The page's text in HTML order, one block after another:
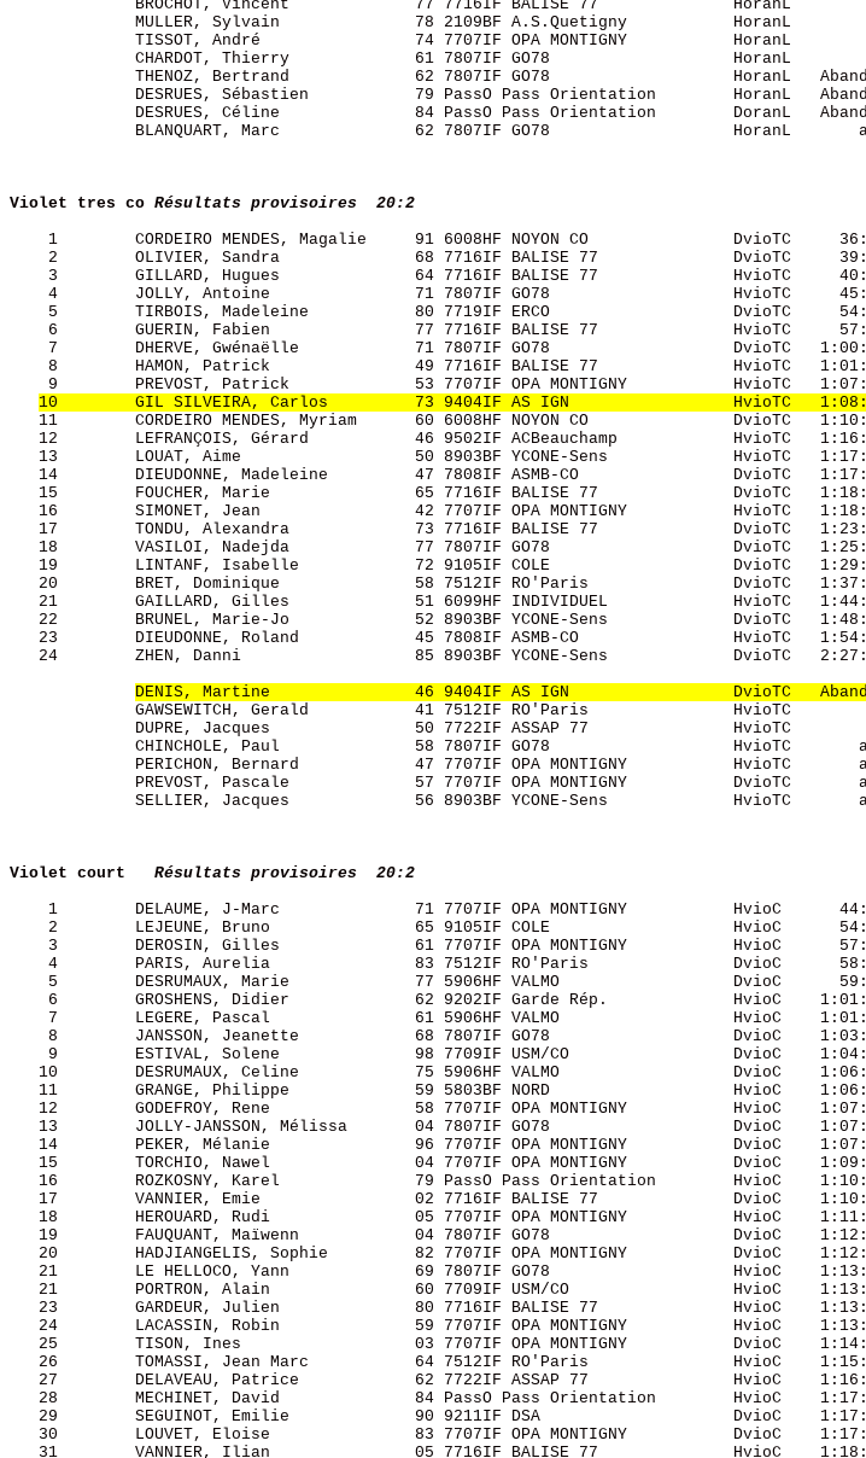
BROCHOT, Vincent             77 7716IF BALISE 77              HoranL
MULLER, Sylvain              78 2109BF A.S.Quetigny           HoranL
TISSOT, André                74 7707IF OPA MONTIGNY           HoranL
CHARDOT, Thierry             61 7807IF GO78                   HoranL
THENOZ, Bertrand             62 7807IF GO78                   HoranL
DESRUES, Sébastien           79 PassO Pass Orientation        HoranL
DESRUES, Céline              84 PassO Pass Orientation        DoranL
BLANQUART, Marc              62 7807IF GO78                   HoranL
Violet tres co Résultats provisoires  20:2
1        CORDEIRO MENDES, Magalie     91 6008HF NOYON CO               DvioTC
2        OLIVIER, Sandra              68 7716IF BALISE 77              DvioTC
3        GILLARD, Hugues              64 7716IF BALISE 77              HvioTC
4        JOLLY, Antoine               71 7807IF GO78                   HvioTC
5        TIRBOIS, Madeleine           80 7719IF ERCO                   DvioTC
6        GUERIN, Fabien               77 7716IF BALISE 77              HvioTC
7        DHERVE, Gwénaëlle            71 7807IF GO78                   DvioTC
8        HAMON, Patrick               49 7716IF BALISE 77              HvioTC
9        PREVOST, Patrick             53 7707IF OPA MONTIGNY           HvioTC
10        GIL SILVEIRA, Carlos         73 9404IF AS IGN                 HvioTC
11        CORDEIRO MENDES, Myriam      60 6008HF NOYON CO               DvioTC
12        LEFRANÇOIS, Gérard           46 9502IF ACBeauchamp            HvioTC
13        LOUAT, Aime                  50 8903BF YCONE-Sens             HvioTC
14        DIEUDONNE, Madeleine         47 7808IF ASMB-CO                DvioTC
15        FOUCHER, Marie               65 7716IF BALISE 77              DvioTC
16        SIMONET, Jean                42 7707IF OPA MONTIGNY           HvioTC
17        TONDU, Alexandra             73 7716IF BALISE 77              DvioTC
18        VASILOI, Nadejda             77 7807IF GO78                   DvioTC
19        LINTANF, Isabelle            72 9105IF COLE                   DvioTC
20        BRET, Dominique              58 7512IF RO'Paris               DvioTC
21        GAILLARD, Gilles             51 6099HF INDIVIDUEL             HvioTC
22        BRUNEL, Marie-Jo             52 8903BF YCONE-Sens             DvioTC
23        DIEUDONNE, Roland            45 7808IF ASMB-CO                HvioTC
24        ZHEN, Danni                  85 8903BF YCONE-Sens             DvioTC
DENIS, Martine               46 9404IF AS IGN                 DvioTC
GAWSEWITCH, Gerald           41 7512IF RO'Paris               HvioTC
DUPRE, Jacques               50 7722IF ASSAP 77               HvioTC
CHINCHOLE, Paul              58 7807IF GO78                   HvioTC
PERICHON, Bernard            47 7707IF OPA MONTIGNY           HvioTC
PREVOST, Pascale             57 7707IF OPA MONTIGNY           DvioTC
SELLIER, Jacques             56 8903BF YCONE-Sens             HvioTC
Violet court
Résultats provisoires  20:2
1        DELAUME, J-Marc              71 7707IF OPA MONTIGNY           HvioC
2        LEJEUNE, Bruno               65 9105IF COLE                   HvioC
3        DEROSIN, Gilles              61 7707IF OPA MONTIGNY           HvioC
4        PARIS, Aurelia               83 7512IF RO'Paris               DvioC
5        DESRUMAUX, Marie             77 5906HF VALMO                  DvioC
6        GROSHENS, Didier             62 9202IF Garde Rép.             HvioC
7        LEGERE, Pascal               61 5906HF VALMO                  HvioC
8        JANSSON, Jeanette            68 7807IF GO78                   DvioC
9        ESTIVAL, Solene              98 7709IF USM/CO                 DvioC
10        DESRUMAUX, Celine            75 5906HF VALMO                  DvioC
11        GRANGE, Philippe             59 5803BF NORD                   HvioC
12        GODEFROY, Rene               58 7707IF OPA MONTIGNY           HvioC
13        JOLLY-JANSSON, Mélissa       04 7807IF GO78                   DvioC
14        PEKER, Mélanie               96 7707IF OPA MONTIGNY           DvioC
15        TORCHIO, Nawel               04 7707IF OPA MONTIGNY           DvioC
16        ROZKOSNY, Karel              79 PassO Pass Orientation        HvioC
17        VANNIER, Emie                02 7716IF BALISE 77              DvioC
18        HEROUARD, Rudi               05 7707IF OPA MONTIGNY           HvioC
19        FAUQUANT, Maïwenn            04 7807IF GO78                   DvioC
20        HADJIANGELIS, Sophie         82 7707IF OPA MONTIGNY           DvioC
21        LE HELLOCO, Yann             69 7807IF GO78                   HvioC
21        PORTRON, Alain               60 7709IF USM/CO                 HvioC
23        GARDEUR, Julien              80 7716IF BALISE 77              HvioC
24        LACASSIN, Robin              59 7707IF OPA MONTIGNY           HvioC
25        TISON, Ines                  03 7707IF OPA MONTIGNY           DvioC
26        TOMASSI, Jean Marc           64 7512IF RO'Paris               HvioC
27        DELAVEAU, Patrice            62 7722IF ASSAP 77               HvioC
28        MECHINET, David              84 PassO Pass Orientation        HvioC
29        SEGUINOT, Emilie             90 9211IF DSA                    DvioC
30        LOUVET, Eloise               83 7707IF OPA MONTIGNY           DvioC
31        VANNIER, Ilian               05 7716IF BALISE 77              HvioC